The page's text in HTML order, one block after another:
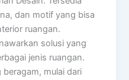
dan motif yang bisa
ruangan.
solusi yang
jenis ruangan.
mulai dari